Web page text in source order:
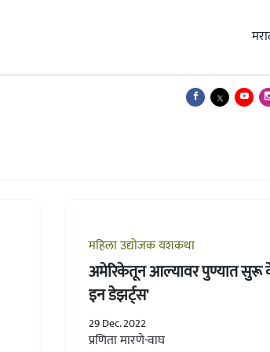
महिला उद्योजक यशकथा
अमेरिकेतून आल्यावर पुण्यात सुरू
इन डेझर्ट्स'
29 Dec. 2022
प्रणिता मारणे-वाघ